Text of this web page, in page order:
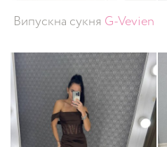
Випускна сукня G-Vevien